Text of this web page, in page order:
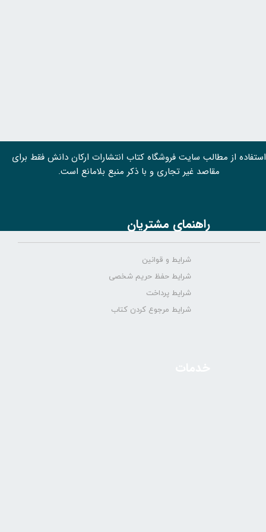
استفاده از مطالب سايت فروشگاه کتاب انتشارات ارکان دانش فقط برای
مقاصد غیر تجاری و با ذکر منبع بلامانع است.
راهنمای مشتریان
شرایط و قوانین
شرایط حفظ حریم شخصی
شرایط پرداخت
شرایط مرجوع کردن کتاب